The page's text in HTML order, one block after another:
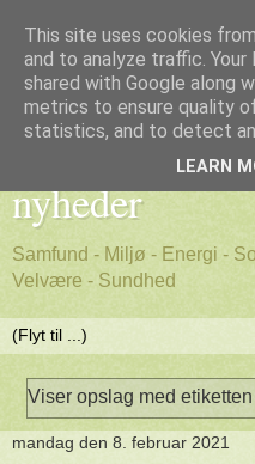
Godt nyt -
nyheder
Samfund - Miljø - Energi -
Velvære - Sundhed
Viser opslag med etiketten
mandag den 8. februar 2021
This site uses cookies
and to analyze traffic.
shared with Google along
metrics to ensure quality
statistics, and to detect
LEARN